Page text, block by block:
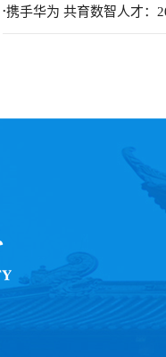
.携手华为 共育数智人才：